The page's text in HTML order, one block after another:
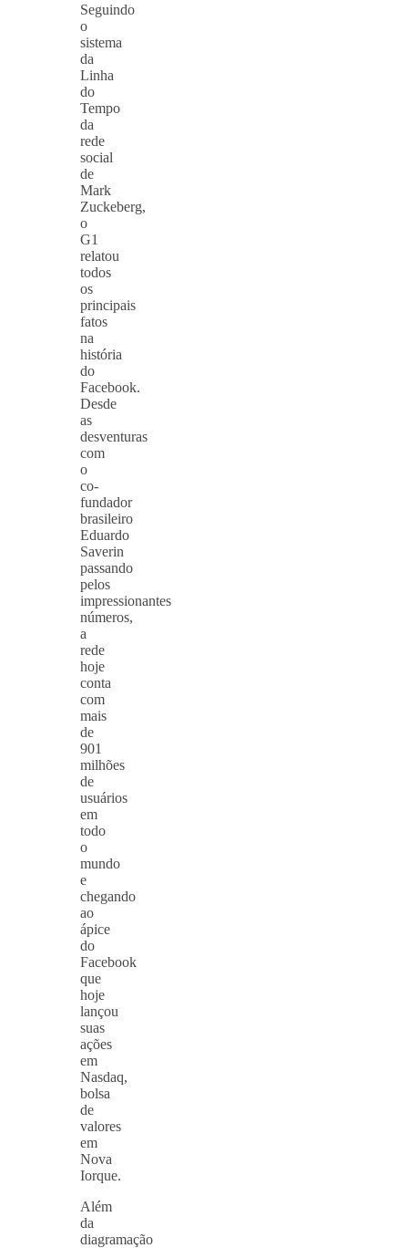
Seguindo
o
sistema
da
Linha
do
Tempo
da
rede
social
de
Mark
Zuckeberg,
o
G1
relatou
todos
os
principais
fatos
na
história
do
Facebook.
Desde
as
desventuras
com
o
co-
fundador
brasileiro
Eduardo
Saverin
passando
pelos
impressionantes
números,
a
rede
hoje
conta
com
mais
de
901
milhões
de
usuários
em
todo
o
mundo
e
chegando
ao
ápice
do
Facebook
que
hoje
lançou
suas
ações
em
Nasdaq,
bolsa
de
valores
em
Nova
Iorque.
Além
da
diagramação